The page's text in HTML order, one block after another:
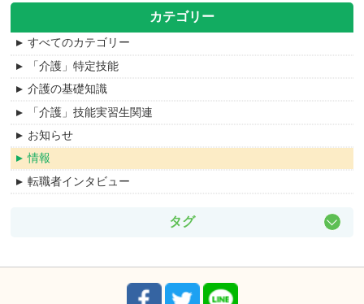
カテゴリー
すべてのカテゴリー
「介護」特定技能
介護の基礎知識
「介護」技能実習生関連
お知らせ
情報
転職者インタビュー
タグ
主任ケアマネ
地域包括支援センター